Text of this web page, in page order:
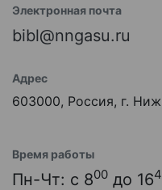
Электронная почта
bibl@nngasu.ru
Адрес
603000, Россия, г.
Время работы
Пн-Чт: с 800 до 16